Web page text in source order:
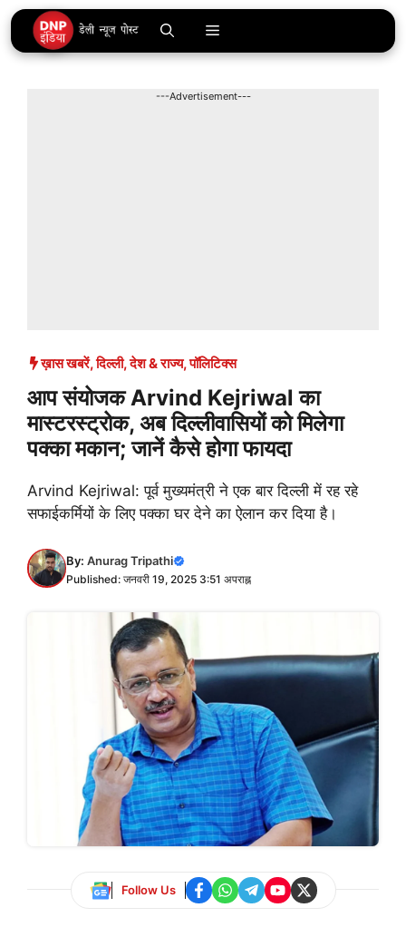
Skip
to
content
Menu
---Advertisement---
ख़ास खबरें,दिल्ली,देश & राज्य,पॉलिटिक्स
आप संयोजक Arvind Kejriwal का
मास्टरस्ट्रोक, अब दिल्लीवासियों को मिलेगा
पक्का मकान; जानें कैसे होगा फायदा
Arvind Kejriwal: पूर्व मुख्यमंत्री ने एक बार दिल्ली में रह रहे
सफाईकर्मियों के लिए पक्का घर देने का ऐलान कर दिया है।
By: Anurag Tripathi
Published: जनवरी 19, 2025 3:51 अपराह्न
Follow Us